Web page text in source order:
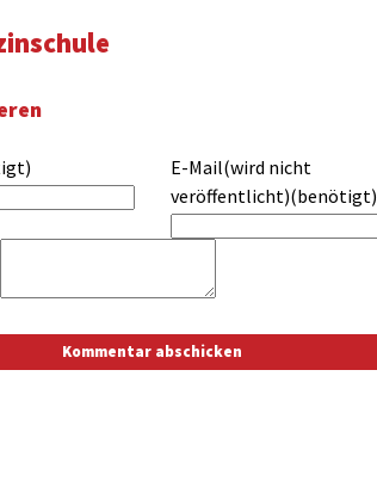
E-Mail(wird nicht
veröffentlicht)(benötigt)